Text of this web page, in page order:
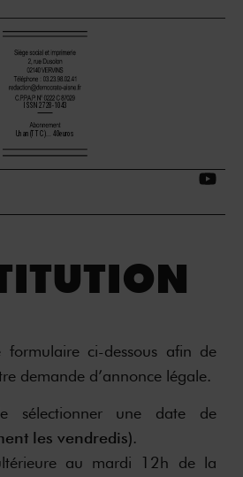
formulaire ci-dessous afin de
demande d’annonce légale.
sélectionner une date de
les vendredis).
au mardi 12h de la